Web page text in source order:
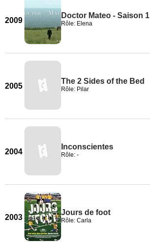
2009
Doctor Mateo - Saison 1
Rôle: Elena
2005
The 2 Sides of the Bed
Rôle: Pilar
2004
Inconscientes
Rôle: -
2003
Jours de foot
Rôle: Carla